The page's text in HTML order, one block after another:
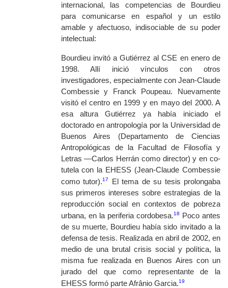
internacional, las competencias de Bourdieu
para comunicarse en español y un estilo
amable y afectuoso, indisociable de su poder
intelectual:
Bourdieu invitó a Gutiérrez al CSE en enero de
1998. Allí inició vínculos con otros
investigadores, especialmente con Jean-Claude
Combessie y Franck Poupeau. Nuevamente
visitó el centro en 1999 y en mayo del 2000. A
esa altura Gutiérrez ya había iniciado el
doctorado en antropología por la Universidad de
Buenos Aires (Departamento de Ciencias
Antropológicas de la Facultad de Filosofía y
Letras —Carlos Herrán como director) y en co-
tutela con la EHESS (Jean-Claude Combessie
como tutor).17
El tema de su tesis prolongaba
sus primeros intereses sobre estrategias de la
reproducción social en contextos de pobreza
urbana, en la periferia cordobesa.18
Poco antes
de su muerte, Bourdieu había sido invitado a la
defensa de tesis. Realizada en abril de 2002, en
medio de una brutal crisis social y política, la
misma fue realizada en Buenos Aires con un
jurado del que como representante de la
EHESS formó parte Afrânio Garcia.19